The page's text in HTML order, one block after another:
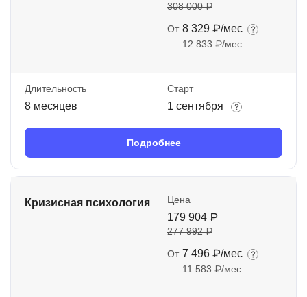
308 000 ₽
От 8 329 ₽/мес
12 833 ₽/мес
Длительность
8 месяцев
Старт
1 сентября
Подробнее
Кризисная психология Цена
179 904 ₽
277 992 ₽
От 7 496 ₽/мес
11 583 ₽/мес